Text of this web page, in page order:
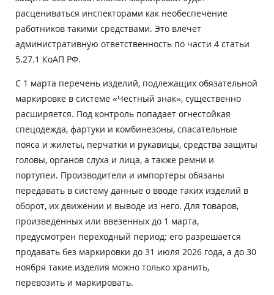
расцениваться инспекторами как необеспечение
работников такими средствами. Это влечет
административную ответственность по части 4 статьи
5.27.1 КоАП РФ.
C 1 марта перечень изделий, подлежащих обязательной
маркировке в системе «Честный знак», существенно
расширяется. Под контроль попадает огнестойкая
спецодежда, фартуки и комбинезоны, спасательные
пояса и жилеты, перчатки и рукавицы, средства защиты
головы, органов слуха и лица, а также ремни и
портупеи. Производители и импортеры обязаны
передавать в систему данные о вводе таких изделий в
оборот, их движении и выводе из него. Для товаров,
произведенных или ввезенных до 1 марта,
предусмотрен переходный период: его разрешается
продавать без маркировки до 31 июля 2026 года, а до 30
ноября такие изделия можно только хранить,
перевозить и маркировать.